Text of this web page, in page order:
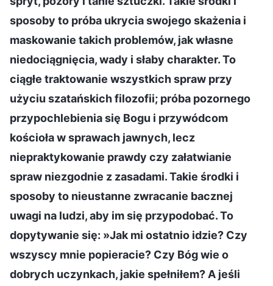
sposoby to próba ukrycia swojego skażenia i
maskowanie takich problemów, jak własne
niedociągnięcia, wady i słaby charakter. To
ciągłe traktowanie wszystkich spraw przy
użyciu szatańskich filozofii; próba pozornego
przypochlebienia się Bogu i przywódcom
kościoła w sprawach jawnych, lecz
niepraktykowanie prawdy czy załatwianie
spraw niezgodnie z zasadami. Takie środki i
sposoby to nieustanne zwracanie bacznej
uwagi na ludzi, aby im się przypodobać. To
dopytywanie się: »Jak mi ostatnio idzie? Czy
wszyscy mnie popieracie? Czy Bóg wie o
dobrych uczynkach, jakie spełniłem? A jeśli